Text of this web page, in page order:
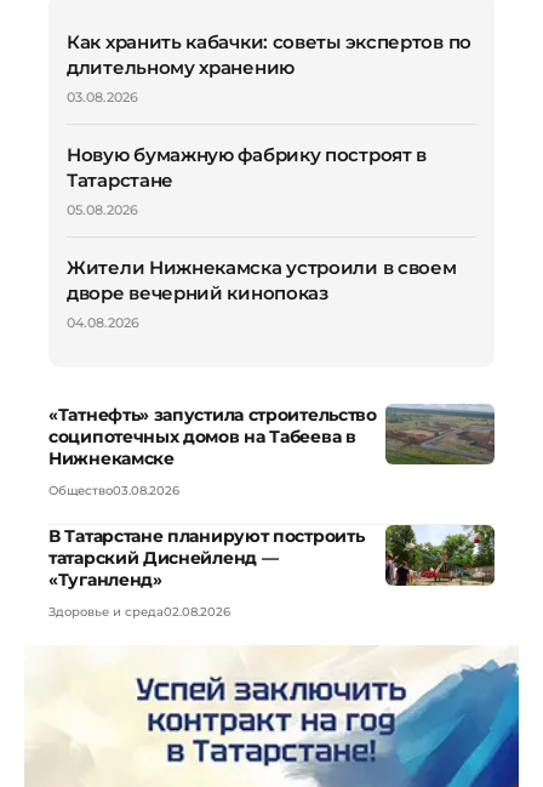
Как хранить кабачки: советы экспертов по
длительному хранению
03.08.2026
Новую бумажную фабрику построят в
Татарстане
05.08.2026
Жители Нижнекамска устроили в своем
дворе вечерний кинопоказ
04.08.2026
«Татнефть» запустила строительство
соципотечных домов на Табеева в
Нижнекамске
Общество03.08.2026
В Татарстане планируют построить
татарский Диснейленд —
«Туганленд»
Здоровье и среда02.08.2026